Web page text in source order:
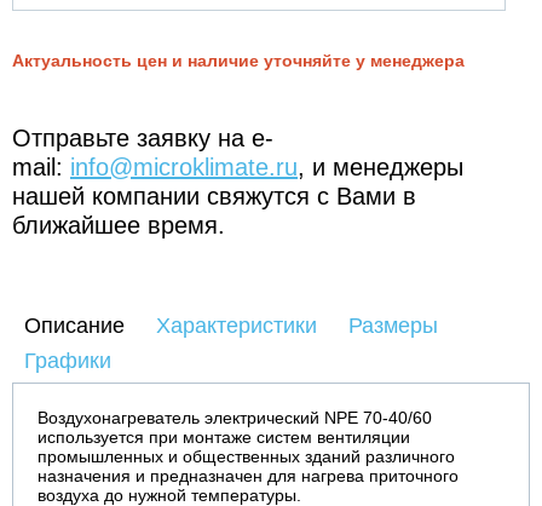
Актуальность цен и наличие уточняйте у менеджера
Отправьте заявку на e-
mail: info@microklimate.ru, и менеджеры
нашей компании свяжутся с Вами в
ближайшее время.
Описание Характеристики
Размеры
Графики
Воздухонагреватель электрический NPE 70-40/60
используется при монтаже систем вентиляции
промышленных и общественных зданий различного
назначения и предназначен для нагрева приточного
воздуха до нужной температуры.